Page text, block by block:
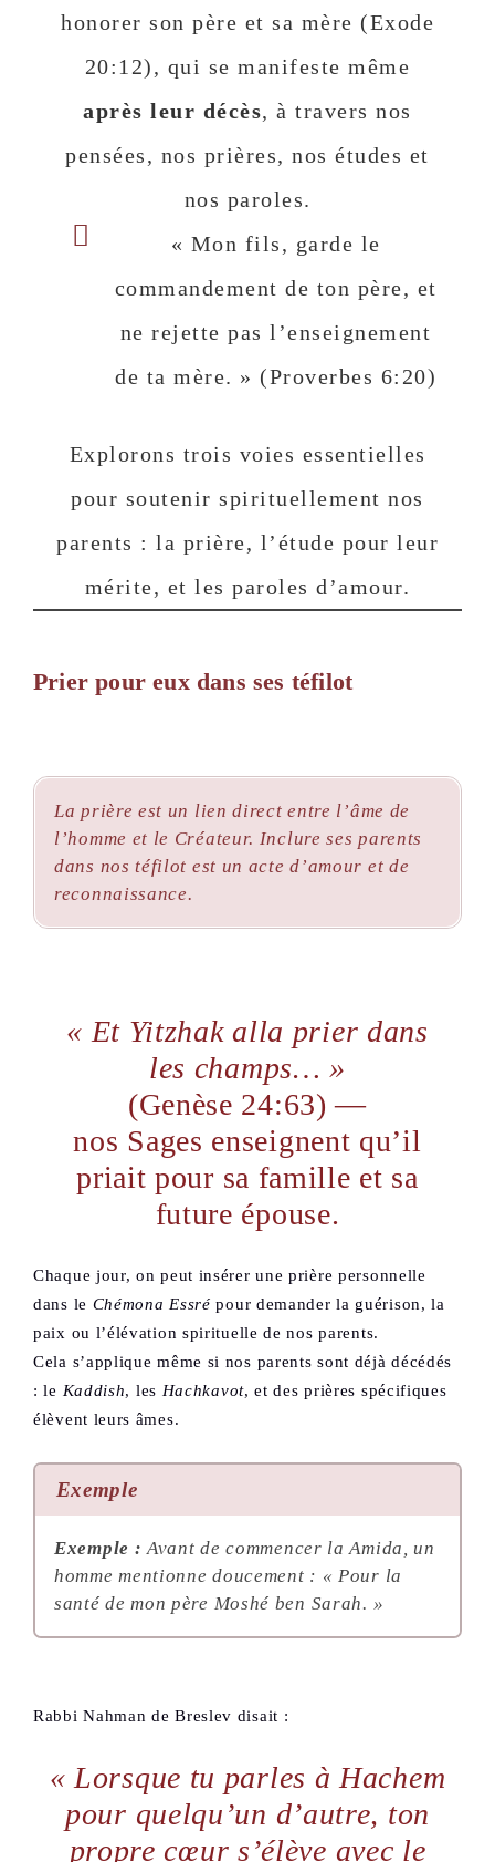
honorer son père et sa mère (Exode
20:12), qui se manifeste même
après leur décès, à travers nos
pensées, nos prières, nos études et
nos paroles.
« Mon fils, garde le
commandement de ton père, et
ne rejette pas l’enseignement
de ta mère. » (Proverbes 6:20)
Explorons trois voies essentielles
pour soutenir spirituellement nos
parents : la prière, l’étude pour leur
mérite, et les paroles d’amour.
Prier pour eux dans ses téfilot
La prière est un lien direct entre l’âme de
l’homme et le Créateur. Inclure ses parents
dans nos téfilot est un acte d’amour et de
reconnaissance.
« Et Yitzhak alla prier dans
les champs… »
(Genèse 24:63) —
nos Sages enseignent qu’il
priait pour sa famille et sa
future épouse.
Chaque jour, on peut insérer une prière personnelle
dans le Chémona Essré pour demander la guérison, la
paix ou l’élévation spirituelle de nos parents.
Cela s’applique même si nos parents sont déjà décédés
: le Kaddish, les Hachkavot, et des prières spécifiques
élèvent leurs âmes.
Exemple
Exemple : Avant de commencer la Amida, un
homme mentionne doucement : « Pour la
santé de mon père Moshé ben Sarah. »
Rabbi Nahman de Breslev disait :
« Lorsque tu parles à Hachem
pour quelqu’un d’autre, ton
propre cœur s’élève avec le